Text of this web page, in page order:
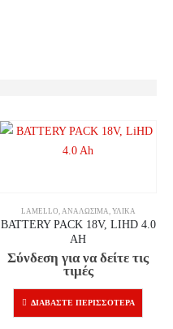
LAMELLO ΑΝΑΛΏΣΙΜΑ ΥΛΙΚΆ
BATTERY PACK 18V, LIHD 4.0
AH
Σύνδεση για να δείτε τις
τιμές
ΔΙΑΒΆΣΤΕ ΠΕΡΙΣΣΌΤΕΡΑ